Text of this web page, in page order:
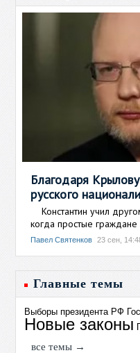
Благодаря
русского
Константин учил
когда простые
Павел Святенков 23 сен,
Главные темы
Выборы президента РФ
Новые законы
все темы →